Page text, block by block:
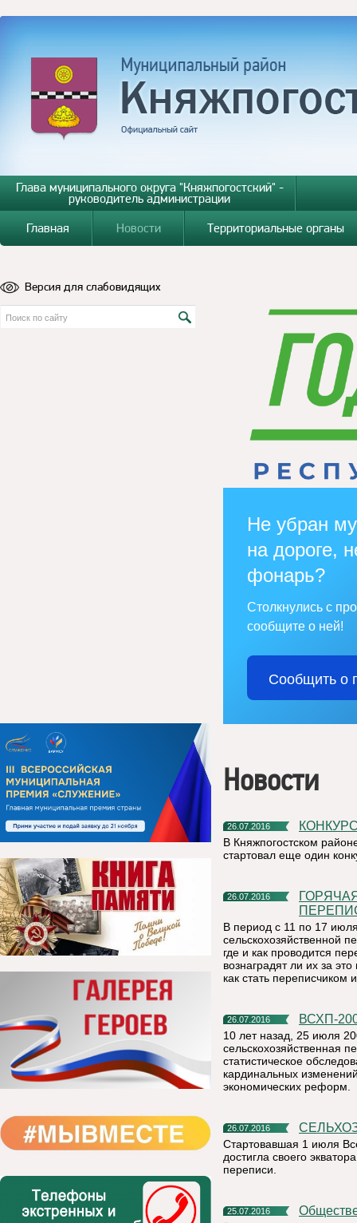
Глава муниципального округа "Княжпогостский" -
руководитель администрации
Главная
Новости Территориальные органы
Версия для слабовидящих
Не убран
на дороге,
фонарь?
Столкнулись с
сообщите о ней!
Сообщить о
Новости
26.07.2016
В Княжпогостском
стартовал еще один
26.07.2016
ГОРЯЧАЯ ЛИНИЯ ВСХП-2016 РАССКАЗЫВАЕТ, КАК СТАТЬ
В период с 11 по 17
сельскохозяйственной
где и как проводится
вознаградят ли их за
как стать переписчиком
26.07.2016 ВСХП-
10 лет назад, 25 июля
сельскохозяйственная
статистическое
кардинальных
экономических реформ.
26.07.2016
Стартовавшая 1 июля
достигла своего
переписи.
25.07.2016